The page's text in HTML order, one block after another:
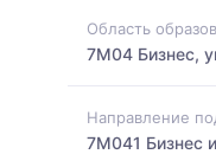
Область
7M04 Бизнес,
Направление
7M041 Бизнес